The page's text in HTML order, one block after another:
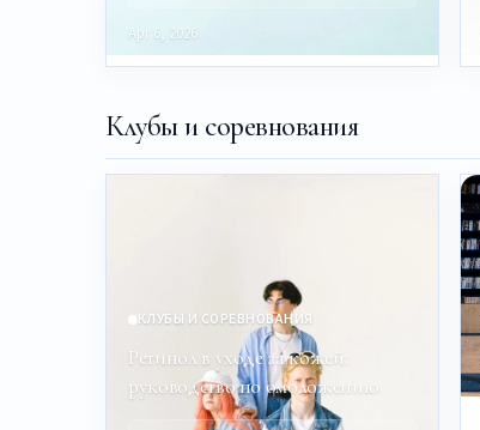
Apr 6, 2026
Клубы и соревнования
КЛУБЫ И СОРЕВНОВАНИЯ
Ретинол в уходе за кожей:
руководство по омоложению